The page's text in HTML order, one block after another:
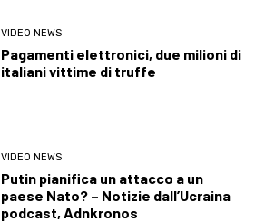
VIDEO NEWS
Pagamenti elettronici, due milioni di
italiani vittime di truffe
VIDEO NEWS
Putin pianifica un attacco a un
paese Nato? – Notizie dall’Ucraina
podcast, Adnkronos